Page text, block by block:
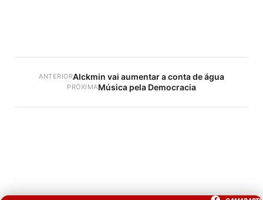
ANTERIORAlckmin vai aumentar a conta de água
PRÓXIMAMúsica pela Democracia